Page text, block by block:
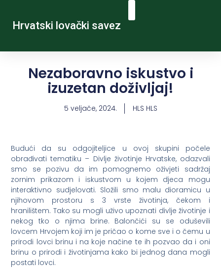
Hrvatski lovački savez
Nezaboravno iskustvo i
izuzetan doživljaj!
5 veljače, 2024. HLS HLS
Budući da su odgojiteljice u ovoj skupini počele
obrađivati tematiku – Divlje životinje Hrvatske, odazvali
smo se pozivu da im pomognemo oživjeti sadržaj
zornim prikazom i iskustvom u kojem djeca mogu
interaktivno sudjelovati. Složili smo malu dioramicu u
njihovom prostoru s 3 vrste životinja, čekom i
hranilištem. Tako su mogli uživo upoznati divlje životinje i
nekog tko o njima brine. Balončići su se oduševili
lovcem Hrvojem koji im je pričao o kome sve i o čemu u
prirodi lovci brinu i na koje načine te ih pozvao da i oni
brinu o prirodi i životinjama kako bi jednog dana mogli
postati lovci.